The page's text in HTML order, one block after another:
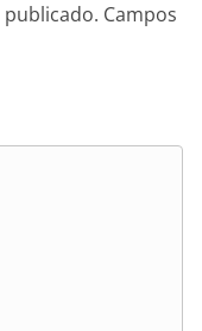
publicado. Campos